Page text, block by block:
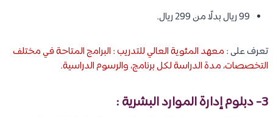
99 ريال بدلًا من 299 ريال.
تعرف على : معهد المئوية العالي للتدريب : البرامج المتاحة في مختلف
التخصصات، مدة الدراسة لكل برنامج، والرسوم الدراسية.
3- دبلوم إدارة الموارد البشرية :